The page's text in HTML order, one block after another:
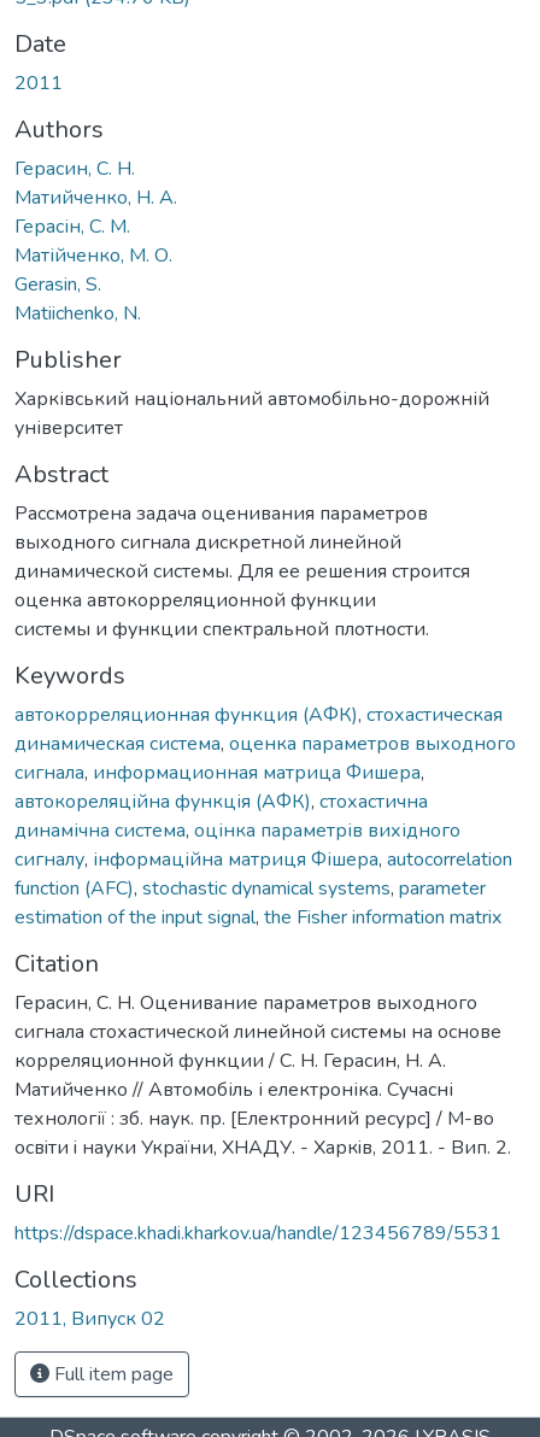
Date
2011
Authors
Герасин, С. Н.
Матийченко, Н. А.
Герасін, С. М.
Матійченко, M. О.
Gerasin, S.
Matiichenko, N.
Publisher
Харківський національний автомобільно-дорожній
університет
Abstract
Рассмотрена задача оценивания параметров
выходного сигнала дискретной линейной
динамической системы. Для ее решения строится
оценка автокорреляционной функции
системы и функции спектральной плотности.
Keywords
автокорреляционная функция (АФК), стохастическая
динамическая система, оценка параметров выходного
сигнала, информационная матрица Фишера,
автокореляційна функція (АФК), стохастична
динамічна система, оцінка параметрів вихідного
сигналу, інформаційна матриця Фішера, autocorrelation
function (AFC), stochastic dynamical systems, parameter
estimation of the input signal, the Fisher information matrix
Citation
Герасин, С. Н. Оценивание параметров выходного
сигнала стохастической линейной системы на основе
корреляционной функции / С. Н. Герасин, Н. А.
Матийченко // Автомобіль і електроніка. Сучасні
технології : зб. наук. пр. [Електронний ресурс] / М-во
освiти i науки України, ХНАДУ. - Харкiв, 2011. - Вип. 2.
URI
https://dspace.khadi.kharkov.ua/handle/123456789/5531
Collections
2011, Випуск 02
Full item page